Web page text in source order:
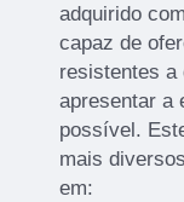
adquirido
capaz de
resistentes a
apresentar a
possível.
mais
em: